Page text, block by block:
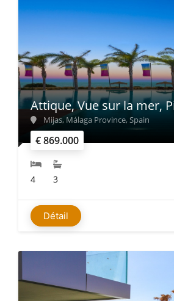
€ 869.000
Attique, Vue sur la mer,
Mijas, Málaga Province, Spain
4 3
Détail